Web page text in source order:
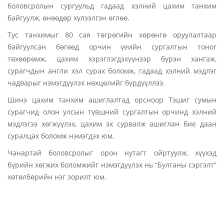
боловсролын сургуульд гадаад хэлний цахим танхим
байгуулж, өнөөдөр хүлээлгэн өглөө.
Тус танхимыг 80 сая төгрөгийн хөрөнгө оруулалтаар
байгуулсан бөгөөд орчин үеийн сургалтын тоног
төхөөрөмж, цахим хэрэглэгдэхүүнээр бүрэн хангаж,
сурагчдын англи хэл сурах боломж, гадаад хэлний мэдлэг
чадварыг нэмэгдүүлэх нөхцөлийг бүрдүүллээ.
Шинэ цахим танхим ашиглалтад орсноор Тэшиг сумын
сурагчид олон улсын түвшний сургалтын орчинд хэлний
мэдлэгээ хөгжүүлэх, цахим эх сурвалж ашиглан бие даан
суралцах боломж нэмэгдэх юм.
Чанартай боловсролыг орон нутагт ойртуулж, хүүхэд
бүрийн хөгжих боломжийг нэмэгдүүлэх нь “Булганы сэргэлт”
хөтөлбөрийн нэг зорилт юм.